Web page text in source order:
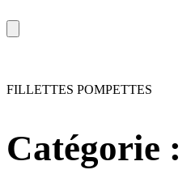
FILLETTES POMPETTES
Catégorie :